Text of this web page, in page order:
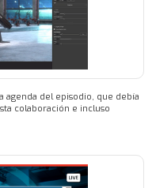
agenda del episodio, que debía
colaboración e incluso